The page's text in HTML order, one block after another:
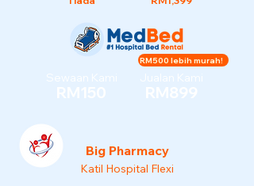
Sewaan Kami
RM150
Jualan Kami
RM899
RM500 lebih murah!
Big Pharmacy
Katil Hospital Flexi